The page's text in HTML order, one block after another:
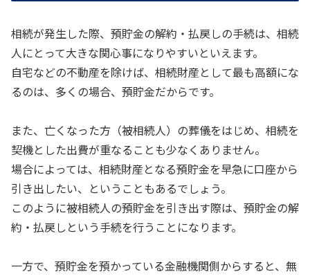
相続が発生した際、預貯金の解約・払戻しの手続は、相続
人にとって大きな関心事になりやすいといえます。
自宅などの不動産を除けば、相続財産として最も高額にな
るのは、多くの場合、預貯金だからです。
また、亡くなった方（被相続人）の葬儀をはじめ、相続を
契機とした出費が重なることも少なくありません。
場合によっては、相続財産となる預貯金を早急に口座から
引き出したい、ということもあるでしょう。
このように被相続人の預貯金を引き出す際は、預貯金の解
約・払戻しという手続を行うことになります。
一方で、預貯金を預かっている金融機関側からすると、無